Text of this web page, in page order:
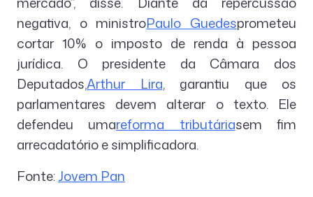
negativa, o ministroPaulo Guedesprometeu
cortar 10% o imposto de renda à pessoa
jurídica. O presidente da Câmara dos
Deputados,Arthur Lira, garantiu que os
parlamentares devem alterar o texto. Ele
defendeu umareforma tributáriasem fim
arrecadatório e simplificadora.
Fonte:Jovem Pan